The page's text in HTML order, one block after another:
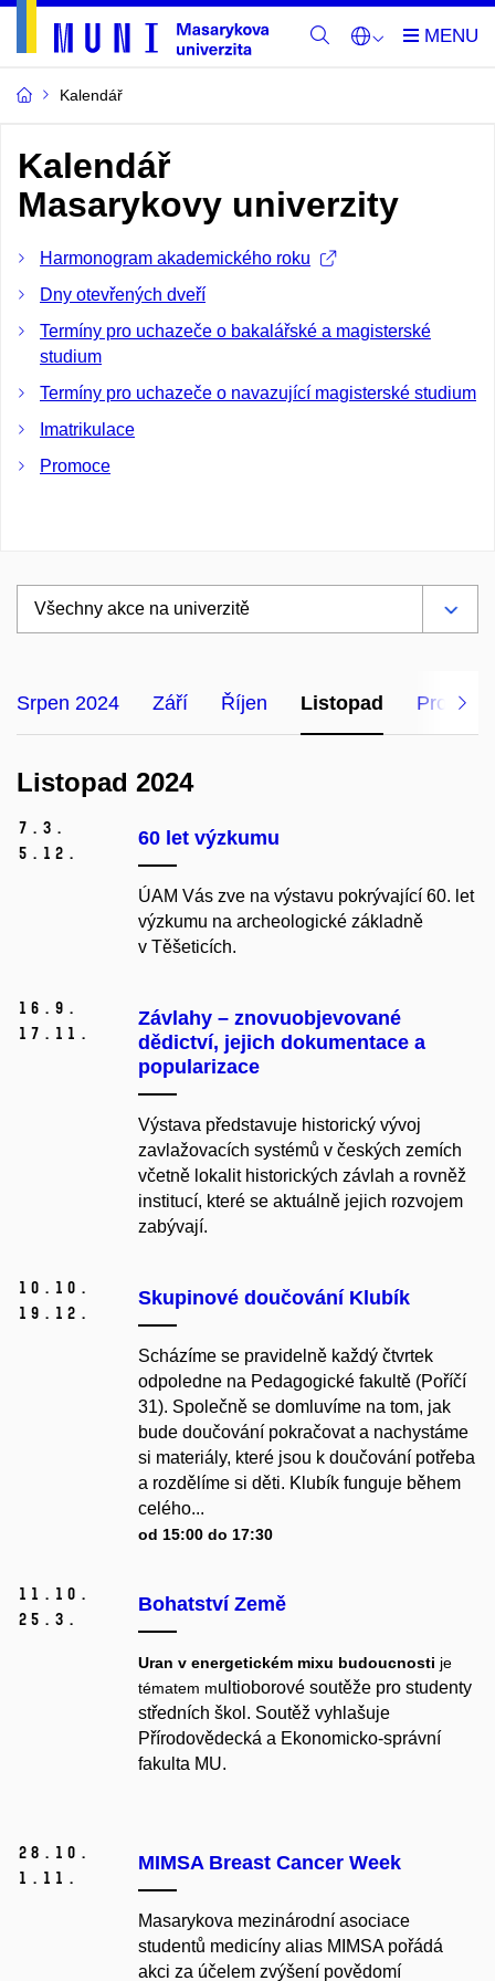
Kalendář
Kalendář
Masarykovy univerzity
Harmonogram akademického roku
Dny otevřených dveří
Termíny pro uchazeče o bakalářské a magisterské
studium
Termíny pro uchazeče o navazující magisterské studium
Imatrikulace
Promoce
Srpen 2024 Září Říjen Listopad Prosinec
Listopad 2024
7. 3.
5. 12.
60 let výzkumu
ÚAM Vás zve na výstavu pokrývající 60. let
výzkumu na archeologické základně
v Těšeticích.
16. 9.
17. 11.
Závlahy – znovuobjevované
dědictví, jejich dokumentace a
popularizace
Výstava představuje historický vývoj
zavlažovacích systémů v českých zemích
včetně lokalit historických závlah a rovněž
institucí, které se aktuálně jejich rozvojem
zabývají.
10. 10.
19. 12.
Skupinové doučování Klubík
Scházíme se pravidelně každý čtvrtek
odpoledne na Pedagogické fakultě (Poříčí
31). Společně se domluvíme na tom, jak
bude doučování pokračovat a nachystáme
si materiály, které jsou k doučování potřeba
a rozdělíme si děti. Klubík funguje během
celého...
od 15:00 do 17:30
11. 10.
25. 3.
Bohatství Země
Uran v energetickém mixu budoucnosti je
tématem multioborové soutěže pro studenty
středních škol. Soutěž vyhlašuje
Přírodovědecká a Ekonomicko-správní
fakulta MU.
28. 10.
1. 11.
MIMSA Breast Cancer Week
Masarykova mezinárodní asociace
studentů medicíny alias MIMSA pořádá
akci za účelem zvýšení povědomí